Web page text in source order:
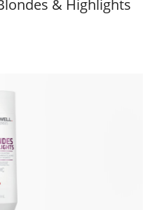
& Highlights